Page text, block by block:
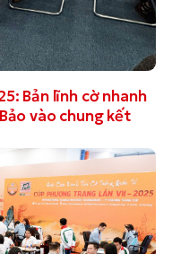
Bản lĩnh cờ nhanh
vào chung kết